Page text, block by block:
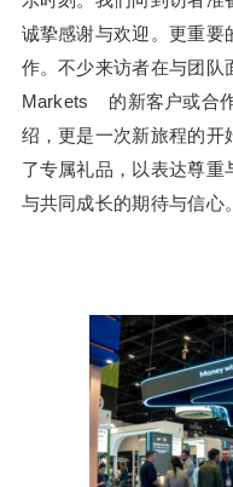
诚挚感谢与欢迎。更重要
作。不少来访者在与团队
Markets 的新客户或合
绍，更是一次新旅程的开
了专属礼品，以表达尊
与共同成长的期待与信心。